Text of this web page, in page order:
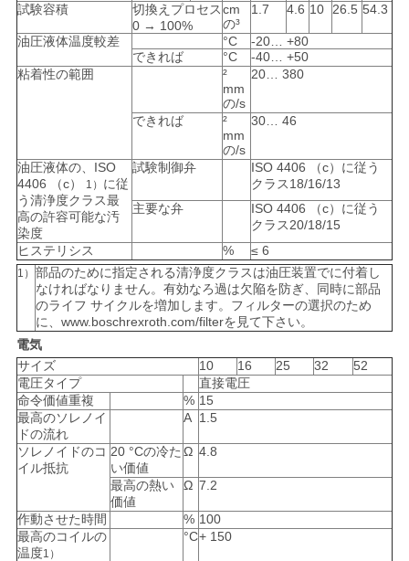
試験容積
切換えプロセス
0 → 100%
cm
の³
1.7 4.6 10 26.5 54.3
油圧液体温度較差 °C
-20… +80
できれば
°C
-40… +50
粘着性の範囲
²
mm
の/s
20… 380
できれば
²
mm
の/s
30… 46
油圧液体の、ISO
4406 （c）
1） に従
う清浄度クラス最
高の許容可能な汚
染度
試験制御弁
ISO 4406 （c）に従う
クラス18/16/13
主要な弁
ISO 4406 （c）に従う
クラス20/18/15
ヒステリシス
% ≤ 6
1） 部品のために指定される清浄度クラスは油圧装置でに付着し
なければなりません。有効なろ過は欠陥を防ぎ、同時に部品
のライフ サイクルを増加します。フィルターの選択のため
に、www.boschrexroth.com/filterを見て下さい。
電気
サイズ
10 16 25 32
52
電圧タイプ
直接電圧
命令価値重複
% 15
最高のソレノイ
ドの流れ
A 1.5
ソレノイドのコ
イル抵抗
20 °Cの冷た
い価値
Ω 4.8
最高の熱い
価値
Ω 7.2
作動させた時間 % 100
最高のコイルの
温度1）
°C+ 150